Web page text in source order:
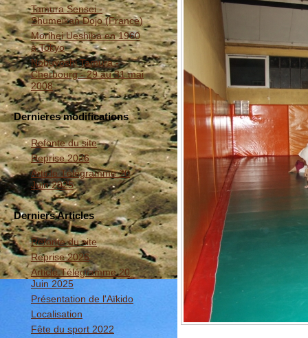
Tamura Sensei -
Shumeikan Dojo (France)
Morihei Ueshiba en 1960
à Tokyo
Nobuyoshi Tamura -
Cherbourg - 29 au 31 mai
2008
Dernieres modifications
Refonte du site
Reprise 2026
Article Télégramme 20
Juin 2025
Derniers Articles
Refonte du site
Reprise 2026
Article Télégramme 20
Juin 2025
Présentation de l'Aïkido
Localisation
Fête du sport 2022